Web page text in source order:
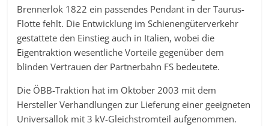
Brennerlok 1822 ein passendes Pendant in der Taurus-
Flotte fehlt. Die Entwicklung im Schienengüterverkehr
gestattete den Einstieg auch in Italien, wobei die
Eigentraktion wesentliche Vorteile gegenüber dem
blinden Vertrauen der Partnerbahn FS bedeutete.
Die ÖBB-Traktion hat im Oktober 2003 mit dem
Hersteller Verhandlungen zur Lieferung einer geeigneten
Universallok mit 3 kV-Gleichstromteil aufgenommen.